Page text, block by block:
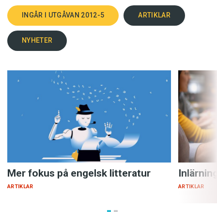
INGÅR I UTGÅVAN 2012-5 ARTIKLAR
NYHETER
Mer fokus på engelsk litteratur
ARTIKLAR ARTIKLAR